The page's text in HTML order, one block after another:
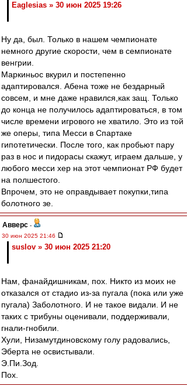
Eaglesias » 30 июн 2025 19:26
Ну да, был. Только в нашем чемпионате
немного другие скорости, чем в семпионате
венгрии.
Маркиньос вкурил и постепенно
адаптировался. Абена тоже не бездарный
совсем, и мне даже нравился,как защ. Только
до конца не получилось адаптироваться, в том
числе времени игрового не хватило. Это из той
же оперы, типа Месси в Спартаке
гипотетически. После того, как пробьют пару
раз в нос и пидорасы скажут, играем дальше, у
любого месси хер на этот чемпионат РФ будет
на полшестого.
Впрочем, это не оправдывает покупки,типа
болотного зе.
Авверс -
30 июн 2025 21:46
suslov » 30 июн 2025 21:20
Нам, фанайдишникам, пох. Никто из моих не
отказался от стадио из-за пугала (пока или уже
пугала) Заболотного. И не такое видали. И не
таких с трибуны оценивали, поддерживали,
гнали-гнобили.
Хули, Низамутдиновскому голу радовались,
Эберта не освистывали.
Э.Пи.Зод.
Пох.